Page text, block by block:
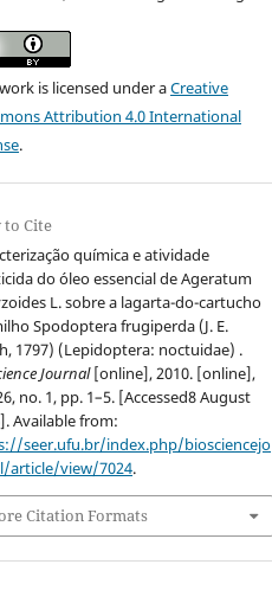
is licensed under aCreative
Attribution 4.0 International
.
to Cite
química e atividade
do óleo essencial de Ageratum
L. sobre a lagarta-do-cartucho
Spodoptera frugiperda (J. E.
1797) (Lepidoptera: noctuidae) .
Journal[online], 2010. [online],
no. 1, pp. 1–5. [Accessed8 August
Available from:
seer.ufu.br/index.php/biosciencejo
article/view/7024.
Citation Formats